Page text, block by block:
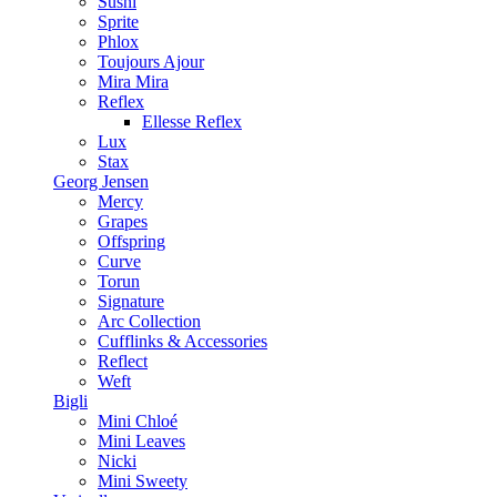
Sprite
Phlox
Toujours Ajour
Mira Mira
Reflex
Ellesse Reflex
Lux
Stax
Georg Jensen
Mercy
Grapes
Offspring
Curve
Torun
Signature
Arc Collection
Cufflinks & Accessories
Reflect
Weft
Bigli
Mini Chloé
Mini Leaves
Nicki
Mini Sweety